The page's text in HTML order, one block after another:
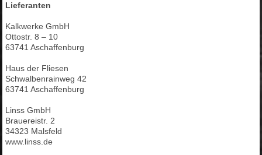
Lieferanten
Kalkwerke GmbH
Ottostr. 8 – 10
63741 Aschaffenburg
Haus der Fliesen
Schwalbenrainweg 42
63741 Aschaffenburg
Linss GmbH
Brauereistr. 2
34323 Malsfeld
www.linss.de